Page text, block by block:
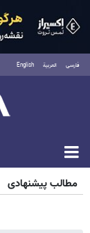
فارسی العربية English
مطالب پیشنهادی